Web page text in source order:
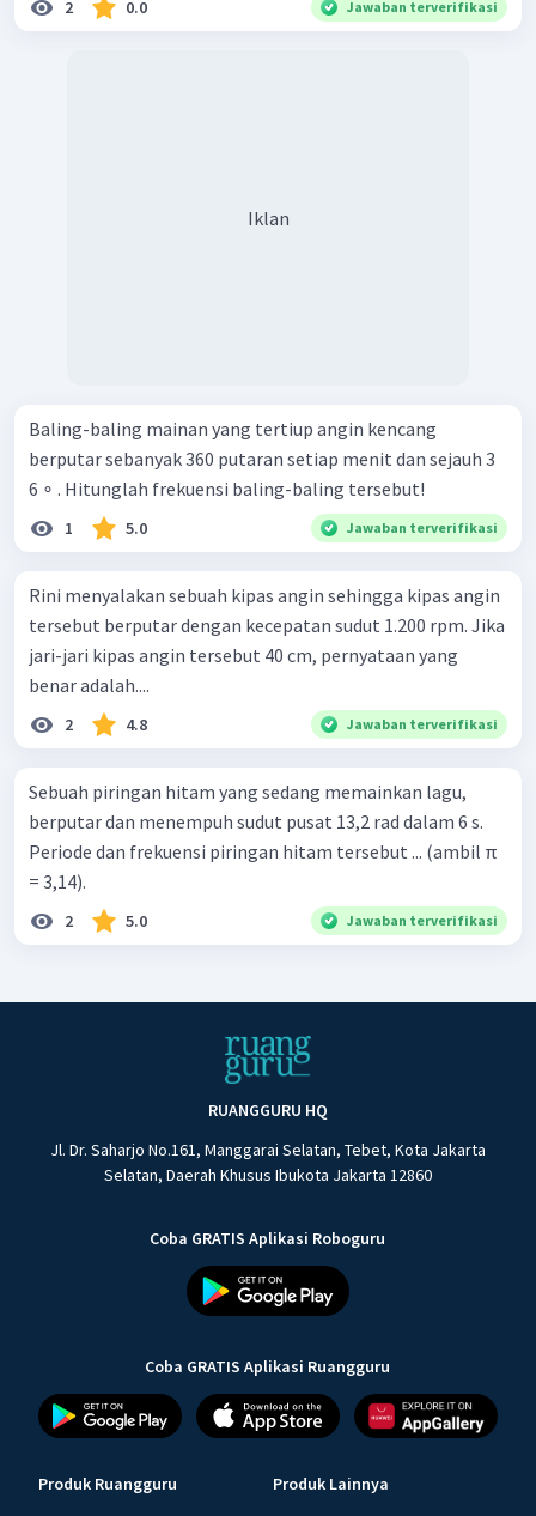
2 0.0 Jawaban terverifikasi
Iklan
Baling-baling mainan yang tertiup angin kencang
berputar sebanyak 360 putaran setiap menit dan sejauh 3
6 ∘ . Hitunglah frekuensi baling-baling tersebut!
1 5.0 Jawaban terverifikasi
Rini menyalakan sebuah kipas angin sehingga kipas angin
tersebut berputar dengan kecepatan sudut 1.200 rpm. Jika
jari-jari kipas angin tersebut 40 cm, pernyataan yang
benar adalah....
2 4.8 Jawaban terverifikasi
Sebuah piringan hitam yang sedang memainkan lagu,
berputar dan menempuh sudut pusat 13,2 rad dalam 6 s.
Periode dan frekuensi piringan hitam tersebut ... (ambil π
= 3,14).
2 5.0 Jawaban terverifikasi
RUANGGURU HQ
Jl. Dr. Saharjo No.161, Manggarai Selatan, Tebet, Kota Jakarta
Selatan, Daerah Khusus Ibukota Jakarta 12860
Coba GRATIS Aplikasi Roboguru
Coba GRATIS Aplikasi Ruangguru
Produk Ruangguru Produk Lainnya